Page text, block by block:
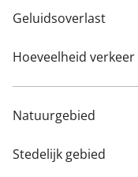
Geluidsoverlast
Hoeveelheid verkeer
Natuurgebied
Stedelijk gebied